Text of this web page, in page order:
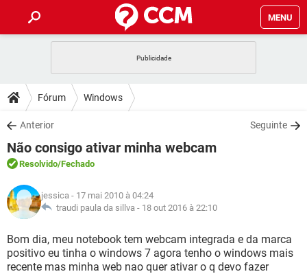
MENU
CELULAR
OUTLOOK
INSTAGRAM GMAIL
GUIA DE COMPRAS
DICAS
JOGOS
OUTLOOK
INSTAGRAM
GUIA DE COMPRAS
DOWNLOADS
JOGOS WHATSAPP
CELULAR
OUTLOOK
INSTAGRAM
GUIA DE COMPRAS
FÓRUM
JOGOS
CELULAR FACEBOOK
INSTAGRAM GMAIL
GLOSSÁRIO
JOGOS
CELULAR FACEBOOK
OUTLOOK EXCEL
Fórum Windows
Anterior Seguinte
Não consigo ativar minha webcam
Resolvido/Fechado
jessica - 17 mai 2010 à 04:24
traudi paula da sillva - 18 out 2016 à 22:10
Bom dia, meu notebook tem webcam integrada e da marca
positivo eu tinha o windows 7 agora tenho o windows mais
recente mas minha web nao quer ativar o q devo fazer